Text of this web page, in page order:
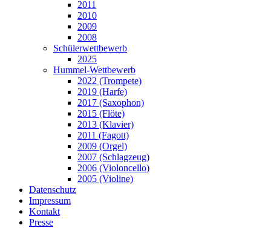
2011
2010
2009
2008
Schülerwettbewerb
2025
Hummel-Wettbewerb
2022 (Trompete)
2019 (Harfe)
2017 (Saxophon)
2015 (Flöte)
2013 (Klavier)
2011 (Fagott)
2009 (Orgel)
2007 (Schlagzeug)
2006 (Violoncello)
2005 (Violine)
Datenschutz
Impressum
Kontakt
Presse